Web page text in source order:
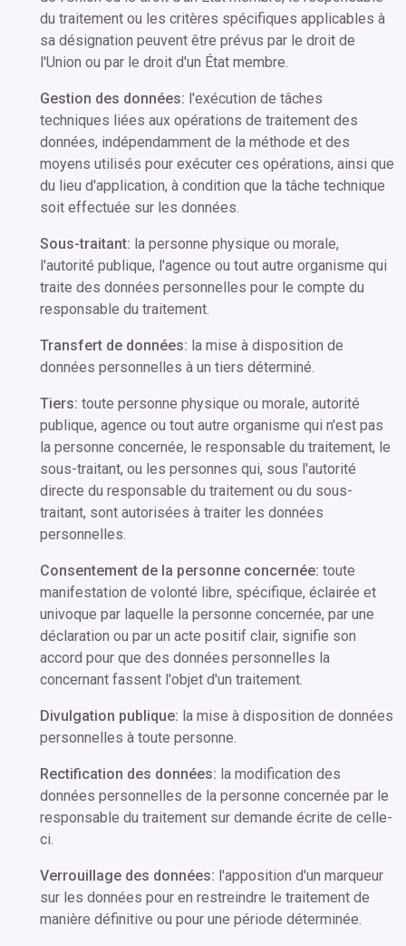
du traitement ou les critères spécifiques applicables à
sa désignation peuvent être prévus par le droit de
l'Union ou par le droit d'un État membre.
Gestion des données: l'exécution de tâches
techniques liées aux opérations de traitement des
données, indépendamment de la méthode et des
moyens utilisés pour exécuter ces opérations, ainsi que
du lieu d'application, à condition que la tâche technique
soit effectuée sur les données.
Sous-traitant: la personne physique ou morale,
l'autorité publique, l'agence ou tout autre organisme qui
traite des données personnelles pour le compte du
responsable du traitement.
Transfert de données: la mise à disposition de
données personnelles à un tiers déterminé.
Tiers: toute personne physique ou morale, autorité
publique, agence ou tout autre organisme qui n'est pas
la personne concernée, le responsable du traitement, le
sous-traitant, ou les personnes qui, sous l'autorité
directe du responsable du traitement ou du sous-
traitant, sont autorisées à traiter les données
personnelles.
Consentement de la personne concernée: toute
manifestation de volonté libre, spécifique, éclairée et
univoque par laquelle la personne concernée, par une
déclaration ou par un acte positif clair, signifie son
accord pour que des données personnelles la
concernant fassent l'objet d'un traitement.
Divulgation publique: la mise à disposition de données
personnelles à toute personne.
Rectification des données: la modification des
données personnelles de la personne concernée par le
responsable du traitement sur demande écrite de celle-
ci.
Verrouillage des données: l'apposition d'un marqueur
sur les données pour en restreindre le traitement de
manière définitive ou pour une période déterminée.